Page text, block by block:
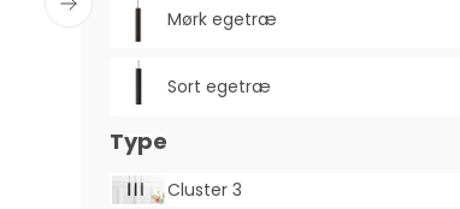
Mørk egetræ
Sort egetræ
Type
Cluster 3